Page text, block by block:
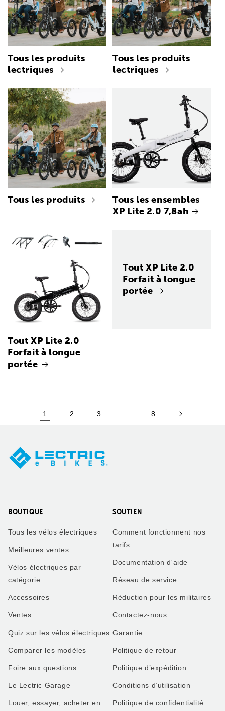
Tous les produits
lectriques
Tous les produits
lectriques
Tous les produits
Tous les ensembles
XP Lite 2.0 7,8ah
Tout XP Lite 2.0
Forfait à longue
portée
Tout XP Lite 2.0
Forfait à longue
portée
1 2 3 8
BOUTIQUE
Tous les vélos électriques
Meilleures ventes
Vélos électriques par
catégorie
Accessoires
Ventes
Quiz sur les vélos électriques
Comparer les modèles
Foire aux questions
Le Lectric Garage
Louer, essayer, acheter en
SOUTIEN
Comment fonctionnent nos
tarifs
Documentation d'aide
Réseau de service
Réduction pour les militaires
Contactez-nous
Garantie
Politique de retour
Politique d’expédition
Conditions d’utilisation
Politique de confidentialité